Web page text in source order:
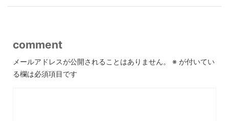
comment
メールアドレスが公開されることはありません。 ※ が付いてい
る欄は必須項目です